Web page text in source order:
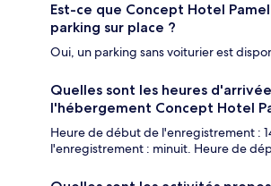
Est-ce que Concept Hotel
parking sur place ?
Oui, un parking sans voiturier est
Quelles sont les heures
l'hébergement Concept Hotel
Heure de début de l'enregistrement :
l'enregistrement : minuit. Heure de